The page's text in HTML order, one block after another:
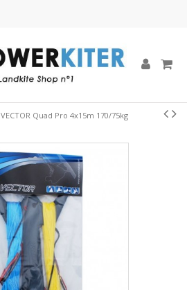
VECTOR Quad Pro 4x15m 170/75kg